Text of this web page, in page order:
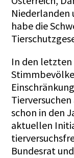
Niederlanden
habe die
In den letzten
Tierversuchen
schon in den
aktuellen
Bundesrat